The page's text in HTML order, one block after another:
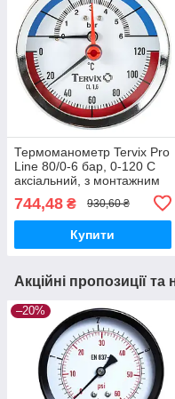
Термоманометр Tervix Pro
Line 80/0-6 бар, 0-120 С
аксіальний, з монтажним
744,48 ₴ 930,60 ₴
Купити
Акційні пропозиції та
–20%